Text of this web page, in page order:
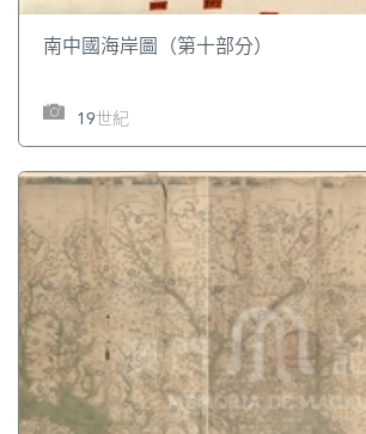
南中國海岸圖（第十部分）
19世紀